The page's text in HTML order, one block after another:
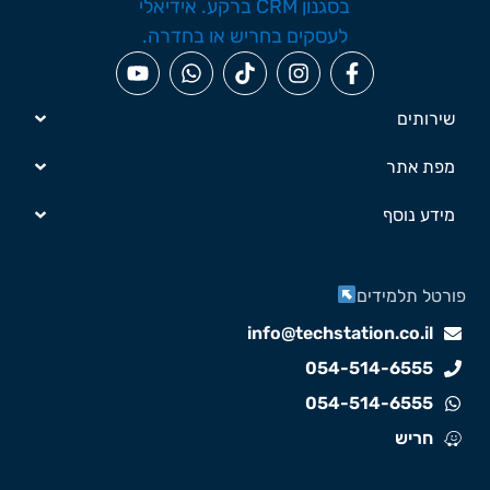
שירותים
מפת אתר
מידע נוסף
info@techstation.co.il
054-514-6555
054-514-6555
חריש
תלמידים